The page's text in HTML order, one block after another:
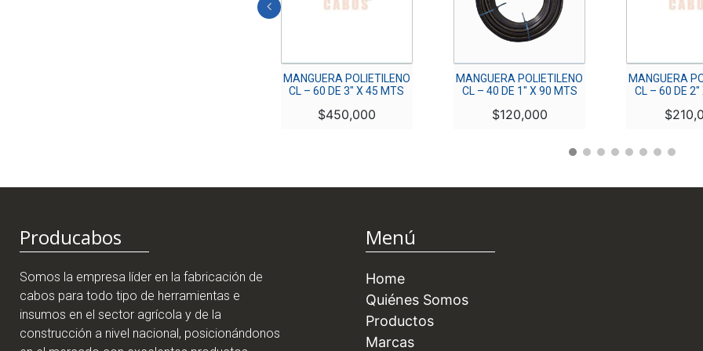
MANGUERA POLIETILENO
CL – 60 DE 3″ X 45 MTS
$450,000
MANGUERA POLIETILENO
CL – 40 DE 1″ X 90 MTS
$120,000
MANGUERA
CL – 60 DE
$
Producabos
Somos la empresa líder en la fabricación de
cabos para todo tipo de herramientas e
insumos en el sector agrícola y de la
construcción a nivel nacional, posicionándonos
Menú
Home
Quiénes Somos
Productos
Marcas